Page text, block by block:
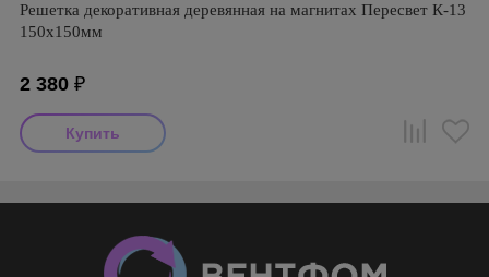
Решетка декоративная деревянная на магнитах Пересвет К-13
150х150мм
2 380 ₽